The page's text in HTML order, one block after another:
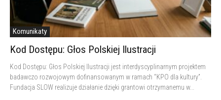
Komunikaty
Kod Dostępu: Głos Polskiej Ilustracji
Kod Dostępu: Głos Polskiej Ilustracji jest interdyscyplinarnym projektem
badawczo rozwojowym dofinansowanym w ramach “KPO dla kultury”.
Fundacja SLOW realizuje działanie dzięki grantowi otrzymanemu w...